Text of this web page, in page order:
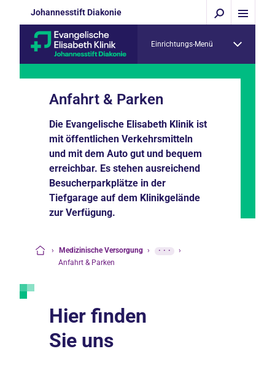
Johannesstift Diakonie
Einrichtungs-Menü
Anfahrt & Parken
Die Evangelische Elisabeth Klinik ist
mit öffentlichen Verkehrsmitteln
und mit dem Auto gut und bequem
erreichbar. Es stehen ausreichend
Besucherparkplätze in der
Tiefgarage auf dem Klinikgelände
zur Verfügung.
› Medizinische Versorgung › ···
›
Anfahrt & Parken
Hier finden
Sie uns